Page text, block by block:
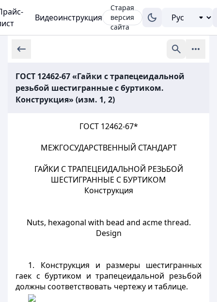
Видеоинструкция
Старая
версия
сайта
ГОСТ 12462-67 «Гайки с трапецеидальной
резьбой шестигранные с буртиком.
Конструкция» (изм. 1, 2)
ГОСТ 12462-67*
МЕЖГОСУДАРСТВЕННЫЙ СТАНДАРТ
ГАЙКИ С ТРАПЕЦЕИДАЛЬНОЙ РЕЗЬБОЙ
ШЕСТИГРАННЫЕ С БУРТИКОМ
Конструкция
Nuts, hexagonal with bead and acme thread.
Design
1. Конструкция и размеры шестигранных
гаек с буртиком и трапецеидальной резьбой
должны соответствовать чертежу и таблице.